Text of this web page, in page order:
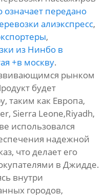
означает передано
алиэкспресс,
,
из Нинбо в
+в москву.
рынком
будет
таким как Европа,
Sierra Leone,Riyadh,
использовался
надежной
что делает его
в Джидде.
внутри
городов,